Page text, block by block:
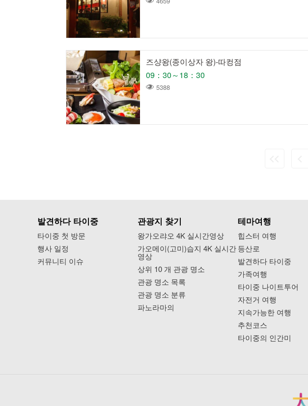
즈샹왕(종이상자 왕)-따컹점
09：30～18：30
5388
발견하다 타이중
타이중 첫 방문
행사 일정
커뮤니티 이슈
관광지 찾기
왕가오랴오 4K 실시간영상
가오메이(고미)습지 4K 실시간
영상
상위 10 개 관광 명소
관광 명소 목록
관광 명소 분류
파노라마의
테마여행
힙스터 여행
등산로
발견하다 타이중
가족여행
타이중 나이트투어
자전거 여행
지속가능한 여행
추천코스
타이중의 인간미